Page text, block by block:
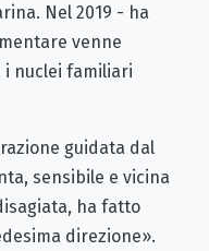
Nel 2019 - ha
venne
i nuclei familiari
guidata dal
sensibile e vicina
ha fatto
direzione».